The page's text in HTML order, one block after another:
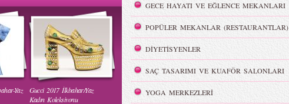
2015 Defilesi
Burçe Bekrek - MBFWI Yaz
Yaz
Gucci 2017 İlkbahar/Yaz
Kadın Koleksiyonu
GECE HAYATI VE EĞLENCE MEKANLARI
POPÜLER MEKANLAR (RESTAURANTLAR)
DİYETİSYENLER
SAÇ TASARIMI VE KUAFÖR SALONLARI
YOGA MERKEZLERİ